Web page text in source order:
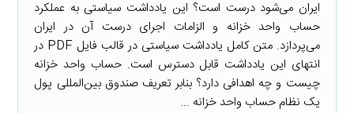
ایران می‌شود درست است؟ این یادداشت سیاستی به عملکرد
حساب واحد خزانه و الزامات اجرای درست آن در ایران
می‌پردازد. متن کامل یادداشت سیاستی در قالب فایل PDF در
انتهای این یادداشت قابل دسترس است. حساب واحد خزانه
چیست و چه اهدافی دارد؟ بنابر تعریف صندوق بین‌المللی پول
یک نظام حساب واحد خزانه ...